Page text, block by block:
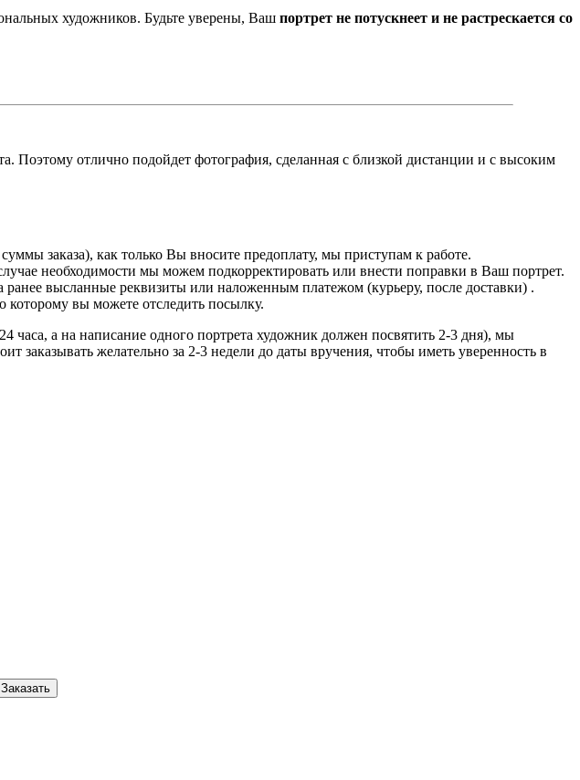
художников. Будьте уверены, Ваш портрет не потускнеет и не растрескается со
Поэтому отлично подойдет фотография, сделанная с близкой дистанции и с высоким
заказа), как только Вы вносите предоплату, мы приступам к работе.
необходимости мы можем подкорректировать или внести поправки в Ваш портрет.
высланные реквизиты или наложенным платежом (курьеру, после доставки) .
которому вы можете отследить посылку.
часа, а на написание одного портрета художник должен посвятить 2-3 дня), мы
заказывать желательно за 2-3 недели до даты вручения, чтобы иметь уверенность в